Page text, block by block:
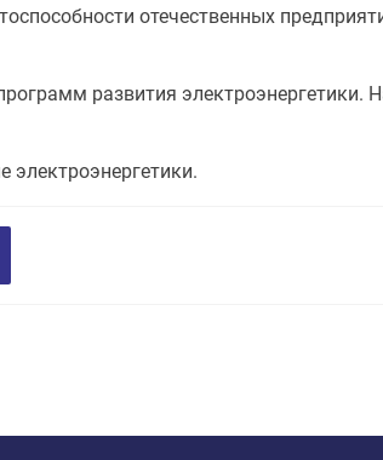
отечественных
развития электроэнергетики.
электроэнергетики.